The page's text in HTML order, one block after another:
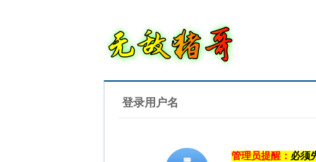
登录用户名
管理员提醒： 必须